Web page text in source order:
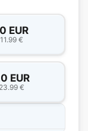
EUR
11.99 €
EUR
23.99 €